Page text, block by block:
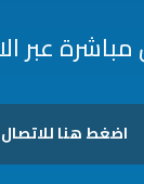
عبر
اضغط هنا للاتصال